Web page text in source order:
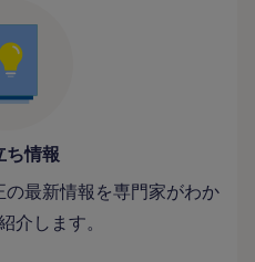
ち情報
最新情報を専門家がわか
介します。